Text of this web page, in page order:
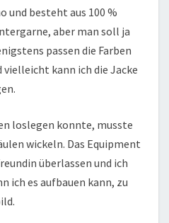
und besteht aus 100 %
aber man soll ja
passen die Farben
kann ich die Jacke
loslegen konnte, musste
wickeln. Das Equipment
überlassen und ich
ich es aufbauen kann, zu